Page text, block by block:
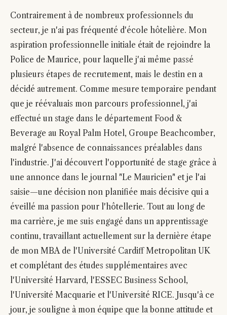
Contrairement à de nombreux professionnels du
secteur, je n'ai pas fréquenté d'école hôtelière. Mon
aspiration professionnelle initiale était de rejoindre la
Police de Maurice, pour laquelle j'ai même passé
plusieurs étapes de recrutement, mais le destin en a
décidé autrement. Comme mesure temporaire pendant
que je réévaluais mon parcours professionnel, j'ai
effectué un stage dans le département Food &
Beverage au Royal Palm Hotel, Groupe Beachcomber,
malgré l'absence de connaissances préalables dans
l'industrie. J'ai découvert l'opportunité de stage grâce à
une annonce dans le journal "Le Mauricien" et je l'ai
saisie—une décision non planifiée mais décisive qui a
éveillé ma passion pour l'hôtellerie. Tout au long de
ma carrière, je me suis engagé dans un apprentissage
continu, travaillant actuellement sur la dernière étape
de mon MBA de l'Université Cardiff Metropolitan UK
et complétant des études supplémentaires avec
l'Université Harvard, l'ESSEC Business School,
l'Université Macquarie et l'Université RICE. Jusqu'à ce
jour, je souligne à mon équipe que la bonne attitude et